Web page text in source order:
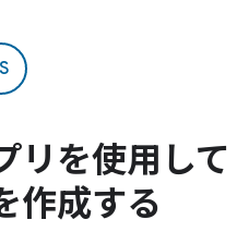
リを使用して
作成する